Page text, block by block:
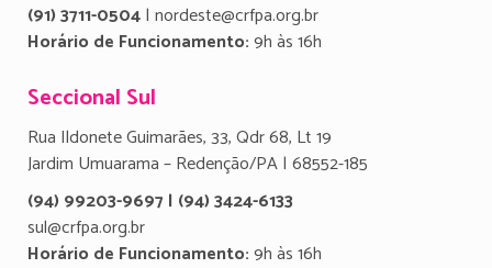
(91) 3711-0504| nordeste@crfpa.org.br
Horário de Funcionamento:9h às 16h
Seccional Sul
Rua Ildonete Guimarães, 33, Qdr 68, Lt 19
Jardim Umuarama – Redenção/PA | 68552-185
(94) 99203-9697 | (94) 3424-6133
sul@crfpa.org.br
Horário de Funcionamento:9h às 16h